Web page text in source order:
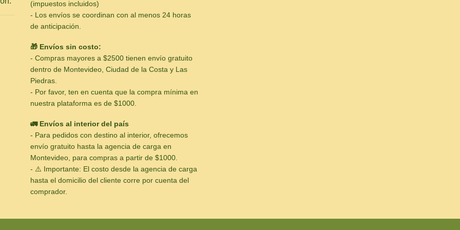
(impuestos incluidos)
- Los envíos se coordinan con al menos 24 horas
de anticipación.
🎁 Envíos sin costo:
- Compras mayores a $2500 tienen envío gratuito
dentro de Montevideo, Ciudad de la Costa y Las
Piedras.
- Por favor, ten en cuenta que la compra mínima en
nuestra plataforma es de $1000.
🚛 Envíos al interior del país
- Para pedidos con destino al interior, ofrecemos
envío gratuito hasta la agencia de carga en
Montevideo, para compras a partir de $1000.
- ⚠️ Importante: El costo desde la agencia de carga
hasta el domicilio del cliente corre por cuenta del
comprador.